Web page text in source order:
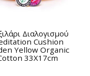
Διαλογισμού
Cushion
Yellow Organic
33Χ17cm